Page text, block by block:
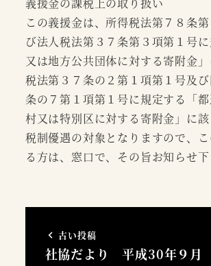
義援金の課税上の取り扱い
この義援金は、所得税法第７８条
び法人税法第３７条第３項第１号
又は地方公共団体に対する寄附金
税法第３７条の２第１項第１号及
条の７第１項第１号に規定する「
村又は特別区に対する寄附金」に該
税制優遇の対象となりますので、
る方は、窓口で、その旨お知らせ下
古い投稿
社協だより 平成30年９